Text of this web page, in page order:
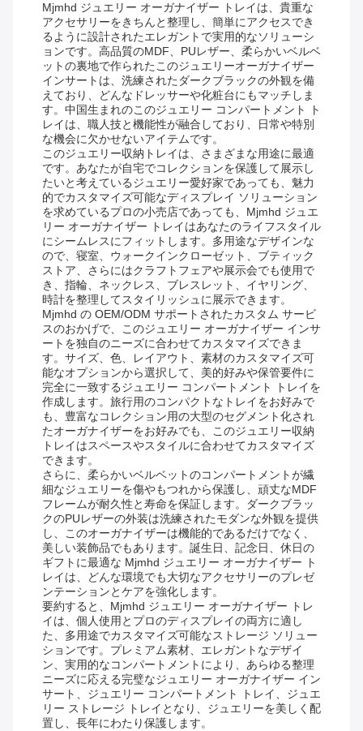
Mjmhd ジュエリー オーガナイザー トレイは、貴重な
アクセサリーをきちんと整理し、簡単にアクセスでき
るように設計されたエレガントで実用的なソリューシ
ョンです。高品質のMDF、PUレザー、柔らかいベルベ
ットの裏地で作られたこのジュエリーオーガナイザー
インサートは、洗練されたダークブラックの外観を備
えており、どんなドレッサーや化粧台にもマッチしま
す。中国生まれのこのジュエリー コンパートメント ト
レイは、職人技と機能性が融合しており、日常や特別
な機会に欠かせないアイテムです。
このジュエリー収納トレイは、さまざまな用途に最適
です。あなたが自宅でコレクションを保護して展示し
たいと考えているジュエリー愛好家であっても、魅力
的でカスタマイズ可能なディスプレイ ソリューション
を求めているプロの小売店であっても、Mjmhd ジュエ
リー オーガナイザー トレイはあなたのライフスタイル
にシームレスにフィットします。多用途なデザインな
ので、寝室、ウォークインクローゼット、ブティック
ストア、さらにはクラフトフェアや展示会でも使用で
き、指輪、ネックレス、ブレスレット、イヤリング、
時計を整理してスタイリッシュに展示できます。
Mjmhd の OEM/ODM サポートされたカスタム サービ
スのおかげで、このジュエリー オーガナイザー インサ
ートを独自のニーズに合わせてカスタマイズできま
す。サイズ、色、レイアウト、素材のカスタマイズ可
能なオプションから選択して、美的好みや保管要件に
完全に一致するジュエリー コンパートメント トレイを
作成します。旅行用のコンパクトなトレイをお好みで
も、豊富なコレクション用の大型のセグメント化され
たオーガナイザーをお好みでも、このジュエリー収納
トレイはスペースやスタイルに合わせてカスタマイズ
できます。
さらに、柔らかいベルベットのコンパートメントが繊
細なジュエリーを傷やもつれから保護し、頑丈なMDF
フレームが耐久性と寿命を保証します。ダークブラッ
クのPUレザーの外装は洗練されたモダンな外観を提供
し、このオーガナイザーは機能的であるだけでなく、
美しい装飾品でもあります。誕生日、記念日、休日の
ギフトに最適な Mjmhd ジュエリー オーガナイザー ト
レイは、どんな環境でも大切なアクセサリーのプレゼ
ンテーションとケアを強化します。
要約すると、Mjmhd ジュエリー オーガナイザー トレ
イは、個人使用とプロのディスプレイの両方に適し
た、多用途でカスタマイズ可能なストレージ ソリュー
ションです。プレミアム素材、エレガントなデザイ
ン、実用的なコンパートメントにより、あらゆる整理
ニーズに応える完璧なジュエリー オーガナイザー イン
サート、ジュエリー コンパートメント トレイ、ジュエ
リー ストレージ トレイとなり、ジュエリーを美しく配
置し、長年にわたり保護します。